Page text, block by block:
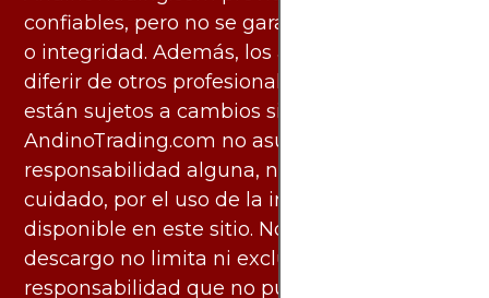
confiables, pero no se garantiza su exactitud
o integridad. Además, los análisis pueden
diferir de otros profesionales calificados y
están sujetos a cambios sin previo aviso.
AndinoTrading.com no asume
responsabilidad alguna, ni deber de
cuidado, por el uso de la información
disponible en este sitio. No obstante, este
descargo no limita ni excluye ninguna
responsabilidad que no pueda ser excluida